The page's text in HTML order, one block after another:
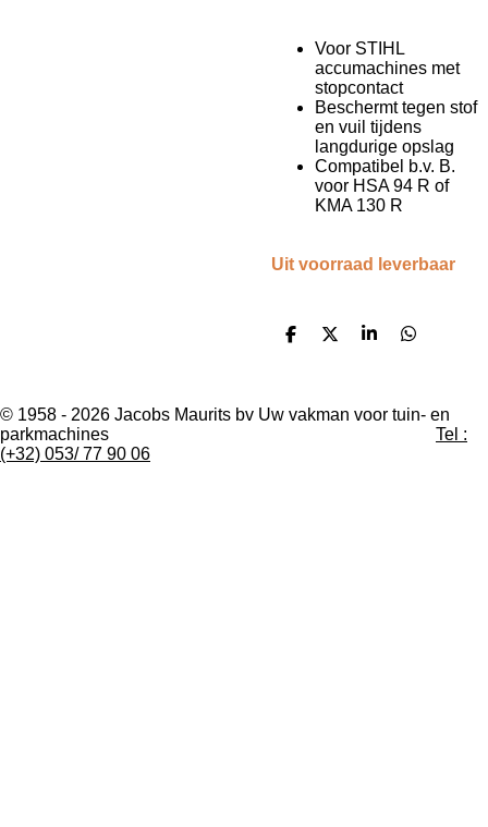
Voor STIHL
accumachines met
stopcontact
Beschermt tegen stof
en vuil tijdens
langdurige opslag
Compatibel b.v. B.
voor HSA 94 R of
KMA 130 R
Uit voorraad leverbaar
D
n
D
S
e
D
n
© 1958 - 2026 Jacobs Maurits bv Uw vakman voor tuin- en
parkmachines Tel :
(+32) 053/ 77 90 06